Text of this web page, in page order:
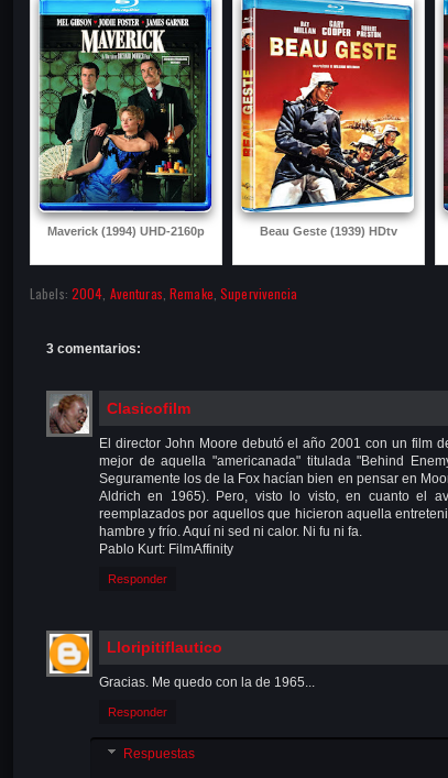
Maverick (1994) UHD-2160p Beau Geste (1939) HDtv
Labels: 2004 Aventuras ,Remake ,Supervivencia
3 comentarios:
Clasicofilm
El director John Moore debutó el año 2001 con un film
mejor de aquella "americanada" titulada "Behind
Seguramente los de la Fox hacían bien en pensar en
Aldrich en 1965). Pero, visto lo visto, en cuanto el
reemplazados por aquellos que hicieron aquella
hambre y frío. Aquí ni sed ni calor. Ni fu ni fa.
Pablo Kurt: FilmAffinity
Responder
Lloripitiflautico
Gracias. Me quedo con la de 1965...
Responder
Respuestas